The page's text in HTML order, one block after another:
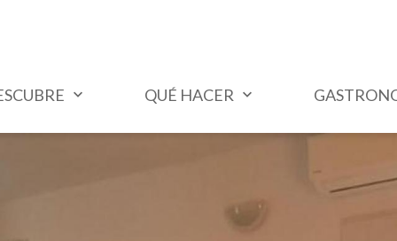
QUÉ HACER